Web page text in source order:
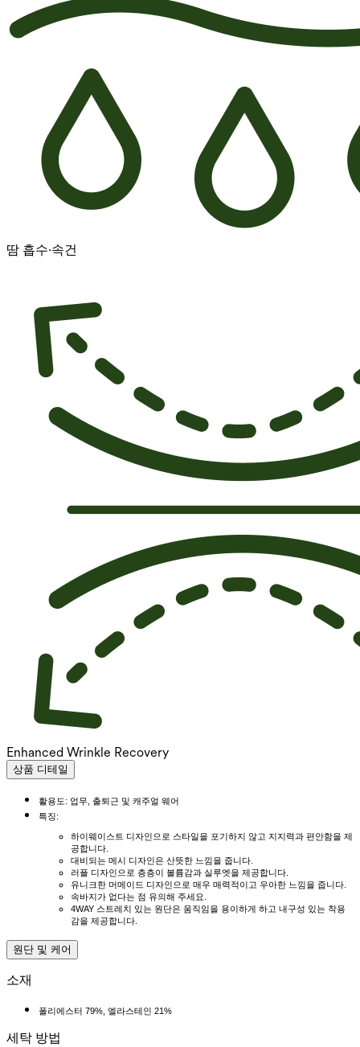
땀 흡수·속건
Enhanced Wrinkle Recovery
상품 디테일
활용도: 업무, 출퇴근 및 캐주얼 웨어
특징:
하이웨이스트 디자인으로 스타일을 포기하지 않고 지지력과 편안함을 제
공합니다.
대비되는 메시 디자인은 산뜻한 느낌을 줍니다.
러플 디자인으로 층층이 볼륨감과 실루엣을 제공합니다.
유니크한 머메이드 디자인으로 매우 매력적이고 우아한 느낌을 줍니다.
속바지가 없다는 점 유의해 주세요.
4WAY 스트레치 있는 원단은 움직임을 용이하게 하고 내구성 있는 착용
감을 제공합니다.
원단 및 케어
소재
폴리에스터 79%, 엘라스테인 21%
세탁 방법